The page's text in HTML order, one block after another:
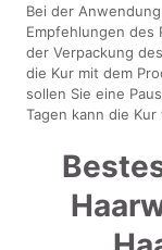
Bei der
Empfehlungen des
der Verpackung
die Kur mit dem
sollen Sie eine
Tagen kann die